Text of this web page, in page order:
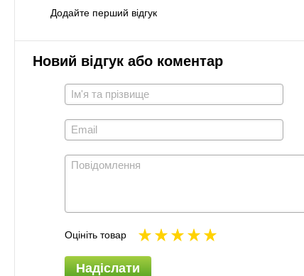
Додайте перший відгук
Новий відгук або коментар
Оцініть товар
Надіслати